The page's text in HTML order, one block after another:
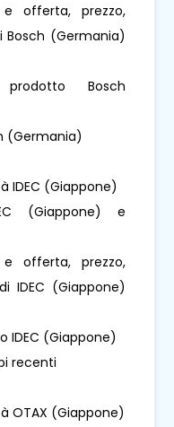
offerta, prezzo,
(Germania)
Bosch
(Germania)
IDEC (Giappone)
(Giappone) e
offerta, prezzo,
IDEC (Giappone)
IDEC (Giappone)
recenti
OTAX (Giappone)